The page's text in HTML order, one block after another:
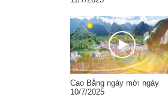
Cao Bằng ngày mới ngày
10/7/2025